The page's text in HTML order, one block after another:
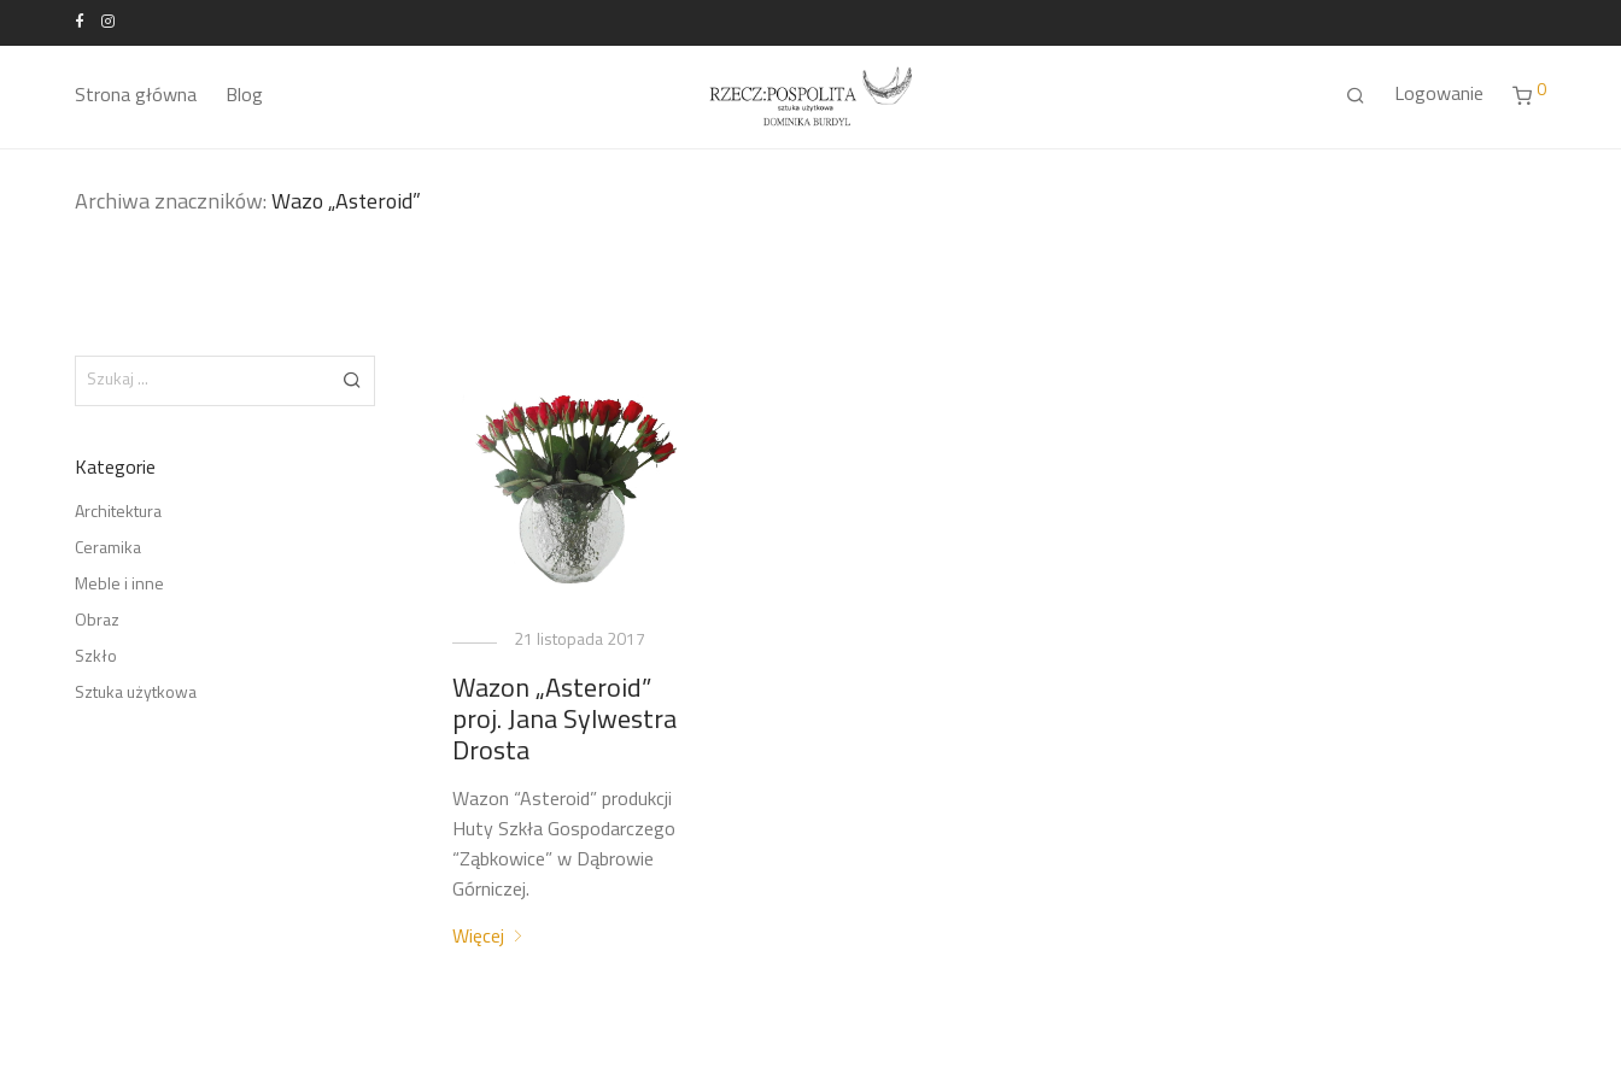
Strona główna Blog Logowanie 0
Archiwa znaczników: Wazo „Asteroid”
21 listopada 2017
Wazon „Asteroid”
proj. Jana Sylwestra
Drosta
Wazon “Asteroid” produkcji
Huty Szkła Gospodarczego
“Ząbkowice” w Dąbrowie
Górniczej.
Więcej
Kategorie
Architektura
Ceramika
Meble i inne
Obraz
Szkło
Sztuka użytkowa